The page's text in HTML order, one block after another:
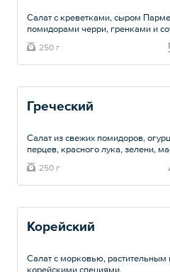
Салат с креветками, сыром
помидорами черри, гренками и
Общий вес – 250 г
250 г
Греческий
Салат из свежих помидоров,
перцев, красного лука, зелени,
Общий вес – 250 г
250 г
Корейский
Салат с морковью, растительным
корейскими специями.